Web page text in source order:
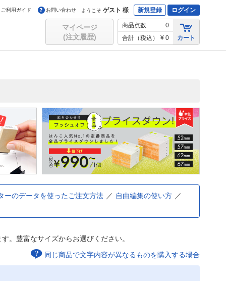
ご利用ガイド お問い合わせ ようこそ ゲスト 様 新規登録 ログイン
マイページ
(注文履歴)
商品点数
0
合計（税込）
¥ 0 カート
ーのデータを使ったご注文方法 自由編集の使い方
。豊富なサイズからお選びください。
同じ商品で文字内容が異なるものを購入する場合